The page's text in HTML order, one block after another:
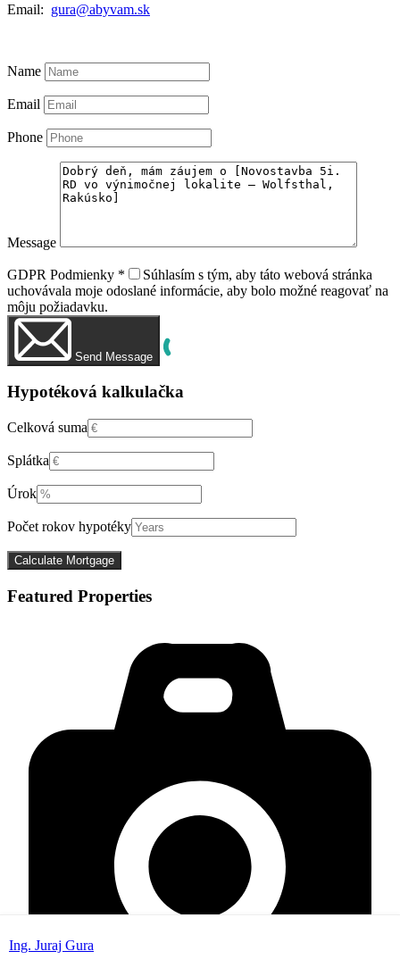
Email: gura@abyvam.sk
Name
Email
Phone
Message
GDPR Podmienky *
Súhlasím s tým, aby táto webová stránka
uchovávala moje odoslané informácie, aby bolo možné reagovať na
môju požiadavku.
Send Message
Hypotéková kalkulačka
Celková suma
Splátka
Úrok
Počet rokov hypotéky
Featured Properties
Ing. Juraj Gura